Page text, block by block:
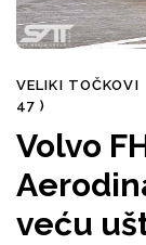
VELIKI TOČKOVI
47 )
Volvo
veću